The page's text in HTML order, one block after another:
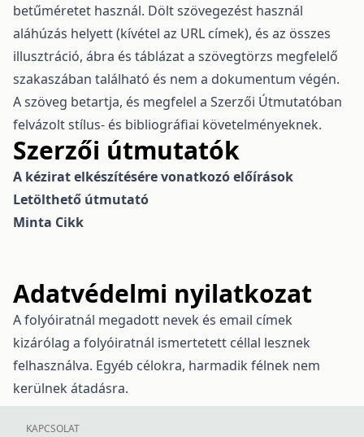
betűméretet használ. Dölt szövegezést használ
aláhúzás helyett (kívétel az URL címek), és az összes
illusztráció, ábra és táblázat a szövegtörzs megfelelő
szakaszában található és nem a dokumentum végén.
A szöveg betartja, és megfelel a Szerzői Útmutatóban
felvázolt stílus- és bibliográfiai követelményeknek.
Szerzői útmutatók
A kézirat elkészítésére vonatkozó előírások
Letölthető útmutató
Minta Cikk
Adatvédelmi nyilatkozat
A folyóiratnál megadott nevek és email címek
kizárólag a folyóiratnál ismertetett céllal lesznek
felhasználva. Egyéb célokra, harmadik félnek nem
kerülnek átadásra.
KAPCSOLAT